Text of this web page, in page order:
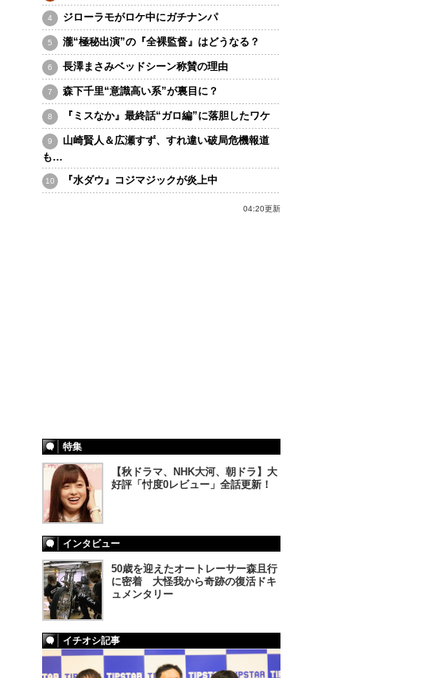
ジローラモがロケ中にガチナンパ
瀧“極秘出演”の『全裸監督』はどうなる？
長澤まさみベッドシーン称賛の理由
森下千里“意識高い系”が裏目に？
『ミスなか』最終話“ガロ編”に落胆したワケ
山崎賢人＆広瀬すず、すれ違い破局危機報道
も…
『水ダウ』コジマジックが炎上中
04:20更新
特集
【秋ドラマ、NHK大河、朝ドラ】大
好評「忖度0レビュー」全話更新！
インタビュー
50歳を迎えたオートレーサー森且行
に密着 大怪我から奇跡の復活ドキ
ュメンタリー
イチオシ記事